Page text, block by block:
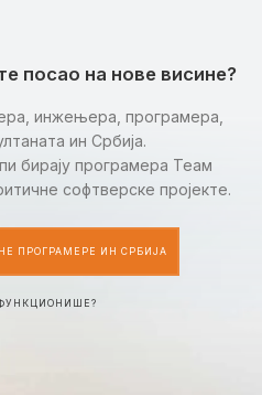
посао на нове висине?
инжењера, програмера,
ин Србија.
бирају програмера Теам
софтверске пројекте.
ПРОГРАМЕРЕ ИН СРБИЈА